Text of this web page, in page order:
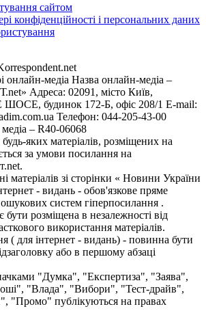
сайтом
конфіденційності і персональних даних
онлайн-медіа Назва онлайн-медіа –
Адреса: 02091, місто Київ,
будинок 172-Б, офіс 208/1 E-mail:
Телефон: 044-205-43-00
медіа – R40-06068
яких матеріалів, розміщених на
за умови посилання на
матеріалів зі сторінки « Новини України
- видань - обов'язкове пряме
систем гіперпосилання .
розміщена в незалежності від
використання матеріалів.
( для інтернет - видань) - повинна бути
або в першому абзаці
"Думка", "Експертиза", "Заява",
"Влада", "Вибори", "Тест-драйв",
"Промо" публікуються на правах